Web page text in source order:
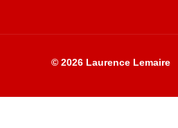
© 2026 Laurence Lemaire